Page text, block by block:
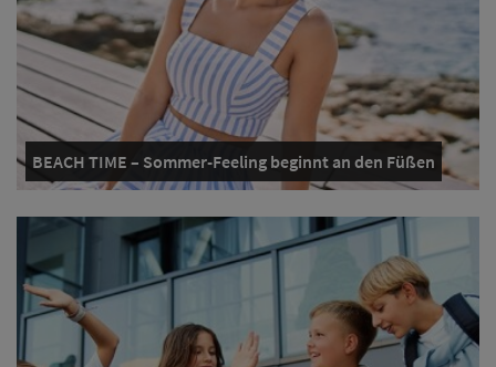
BEACH TIME – Sommer-Feeling beginnt an den Füßen